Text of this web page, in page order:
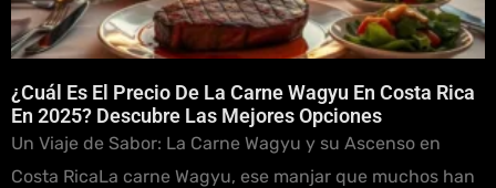
¿Cuál Es El Precio De La Carne Wagyu En Costa Rica
En 2025? Descubre Las Mejores Opciones
Un Viaje de Sabor: La Carne Wagyu y su Ascenso en
Costa RicaLa carne Wagyu, ese manjar que muchos han